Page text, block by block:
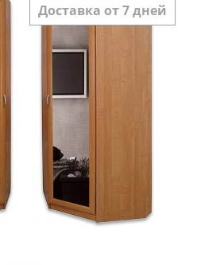
Доставка от 7 дней